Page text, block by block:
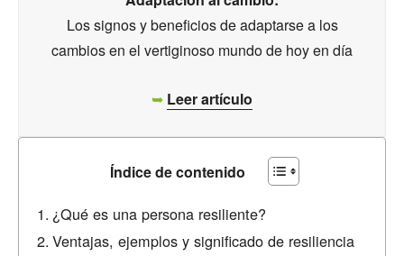
Los signos y beneficios de adaptarse a los
cambios en el vertiginoso mundo de hoy en día
➥ Leer artículo
Índice de contenido
¿Qué es una persona resiliente?
Ventajas, ejemplos y significado de resiliencia